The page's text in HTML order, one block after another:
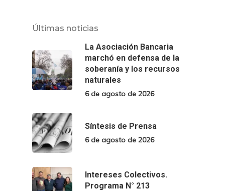
Últimas noticias
La Asociación Bancaria
marchó en defensa de la
soberanía y los recursos
naturales
6 de agosto de 2026
Síntesis de Prensa
6 de agosto de 2026
Intereses Colectivos.
Programa N° 213